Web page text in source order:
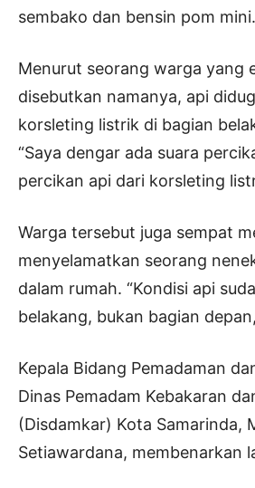
sembako dan bensin pom mini.
Menurut seorang warga yang
disebutkan namanya, api
korsleting listrik di bagian
“Saya dengar ada suara
percikan api dari korsleting
Warga tersebut juga sempat
menyelamatkan seorang
dalam rumah. “Kondisi api
belakang, bukan bagian
Kepala Bidang Pemadaman
Dinas Pemadam Kebakaran
(Disdamkar) Kota Samarinda,
Setiawardana, membenarkan